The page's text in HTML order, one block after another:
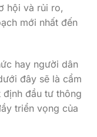
hội và rủi ro,
mới nhất đến
hay người dân
đây sẽ là cẩm
đầu tư thông
triển vọng của